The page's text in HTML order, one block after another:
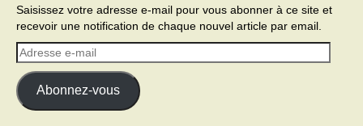
Saisissez votre adresse e-mail pour vous abonner à ce site et
recevoir une notification de chaque nouvel article par email.
Adresse
e-
mail
Abonnez-vous